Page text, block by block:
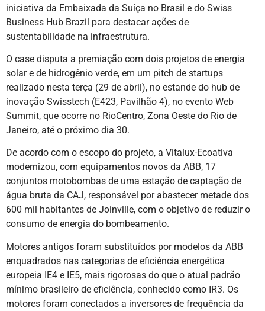
iniciativa da Embaixada da Suíça no Brasil e do Swiss
Business Hub Brazil para destacar ações de
sustentabilidade na infraestrutura.
O case disputa a premiação com dois projetos de energia
solar e de hidrogênio verde, em um pitch de startups
realizado nesta terça (29 de abril), no estande do hub de
inovação Swisstech (E423, Pavilhão 4), no evento Web
Summit, que ocorre no RioCentro, Zona Oeste do Rio de
Janeiro, até o próximo dia 30.
De acordo com o escopo do projeto, a Vitalux-Ecoativa
modernizou, com equipamentos novos da ABB, 17
conjuntos motobombas de uma estação de captação de
água bruta da CAJ, responsável por abastecer metade dos
600 mil habitantes de Joinville, com o objetivo de reduzir o
consumo de energia do bombeamento.
Motores antigos foram substituídos por modelos da ABB
enquadrados nas categorias de eficiência energética
europeia IE4 e IE5, mais rigorosas do que o atual padrão
mínimo brasileiro de eficiência, conhecido como IR3. Os
motores foram conectados a inversores de frequência da